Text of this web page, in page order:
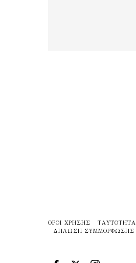
ΌΡΟΙ ΧΡΉΣΗΣ ΤΑΥΤΌΤΗΤΑ
ΔΉΛΩΣΗ ΣΥΜΜΌΡΦΩΣΗΣ